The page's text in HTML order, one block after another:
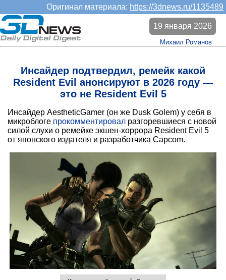
Оригинал материала: https://3dnews.ru/1135489
Инсайдер подтвердил, ремейк какой
Resident Evil анонсируют в 2026 году —
это не Resident Evil 5
19 января 2026
Михаил Романов
Инсайдер AestheticGamer (он же Dusk Golem) у себя в
микроблоге прокомментировал разгоревшиеся с новой
силой слухи о ремейке экшен-хоррора Resident Evil 5
от японского издателя и разработчика Capcom.